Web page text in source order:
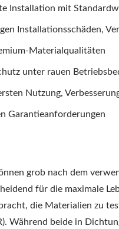
Installation mit
Installationsschäden,
Materialqualitäten
unter rauen
Nutzung,
Garantieanforderungen
grob nach dem
für die maximale
die Materialien zu
Während beide in